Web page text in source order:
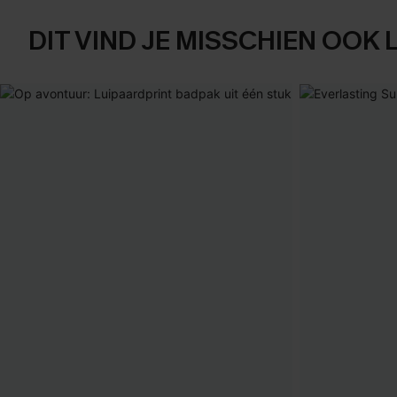
DIT VIND JE MISSCHIEN OOK